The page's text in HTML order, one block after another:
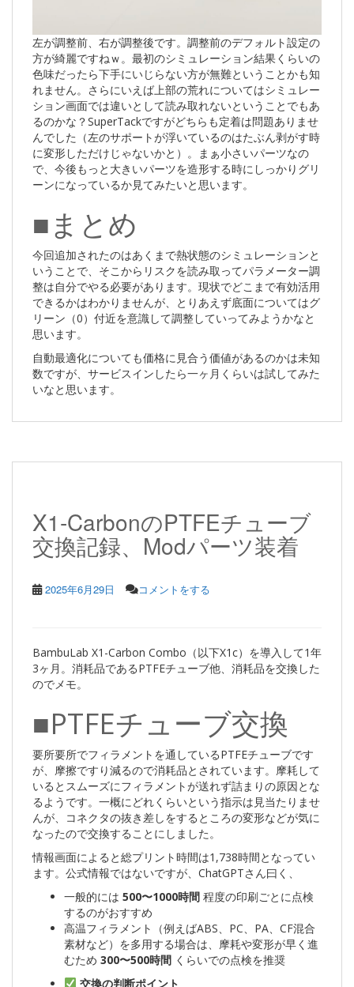
左が調整前、右が調整後です。調整前のデフォルト設定の
方が綺麗ですねｗ。最初のシミュレーション結果くらいの
色味だったら下手にいじらない方が無難ということかも知
れません。さらにいえば上部の荒れについてはシミュレー
ション画面では違いとして読み取れないということでもあ
るのかな？SuperTackですがどちらも定着は問題ありませ
んでした（左のサポートが浮いているのはたぶん剥がす時
に変形しただけじゃないかと）。まぁ小さいパーツなの
で、今後もっと大きいパーツを造形する時にしっかりグリ
ーンになっているか見てみたいと思います。
■まとめ
今回追加されたのはあくまで熱状態のシミュレーションと
いうことで、そこからリスクを読み取ってパラメーター調
整は自分でやる必要があります。現状でどこまで有効活用
できるかはわかりませんが、とりあえず底面についてはグ
リーン（0）付近を意識して調整していってみようかなと
思います。
自動最適化についても価格に見合う価値があるのかは未知
数ですが、サービスインしたら一ヶ月くらいは試してみた
いなと思います。
X1-CarbonのPTFEチューブ
交換記録、Modパーツ装着
2025年6月29日 コメントをする
BambuLab X1-Carbon Combo（以下X1c）を導入して1年
3ヶ月。消耗品であるPTFEチューブ他、消耗品を交換した
のでメモ。
■PTFEチューブ交換
要所要所でフィラメントを通しているPTFEチューブです
が、摩擦ですり減るので消耗品とされています。摩耗して
いるとスムーズにフィラメントが送れず詰まりの原因とな
るようです。一概にどれくらいという指示は見当たりませ
んが、コネクタの抜き差しをするところの変形などが気に
なったので交換することにしました。
情報画面によると総プリント時間は1,738時間となってい
ます。公式情報ではないですが、ChatGPTさん曰く、
一般的には 500〜1000時間 程度の印刷ごとに点検
するのがおすすめ
高温フィラメント（例えばABS、PC、PA、CF混合
素材など）を多用する場合は、摩耗や変形が早く進
むため 300〜500時間 くらいでの点検を推奨
交換の判断ポイント